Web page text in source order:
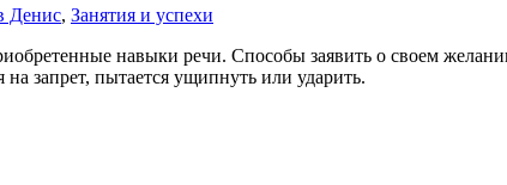
Денис, Занятия и успехи
навыки речи. Способы заявить о своем
запрет, пытается ущипнуть или ударить.